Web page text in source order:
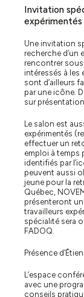
Invitation
expérimentés
Une invitation
recherche d’un
rencontrer
intéressés à les
sont d’ailleurs
par une icône.
sur
Le salon est
expérimentés
effectuer un
emploi à temps
identifiés par
peuvent aussi
jeune pour la
Québec,
présenteront
travailleurs
spécialité sera
FADOQ.
Présence
L’espace
avec une
conseils